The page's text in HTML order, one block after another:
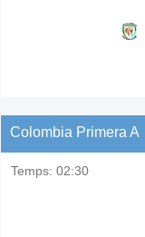
Colombia Primera A
Temps: 02:30